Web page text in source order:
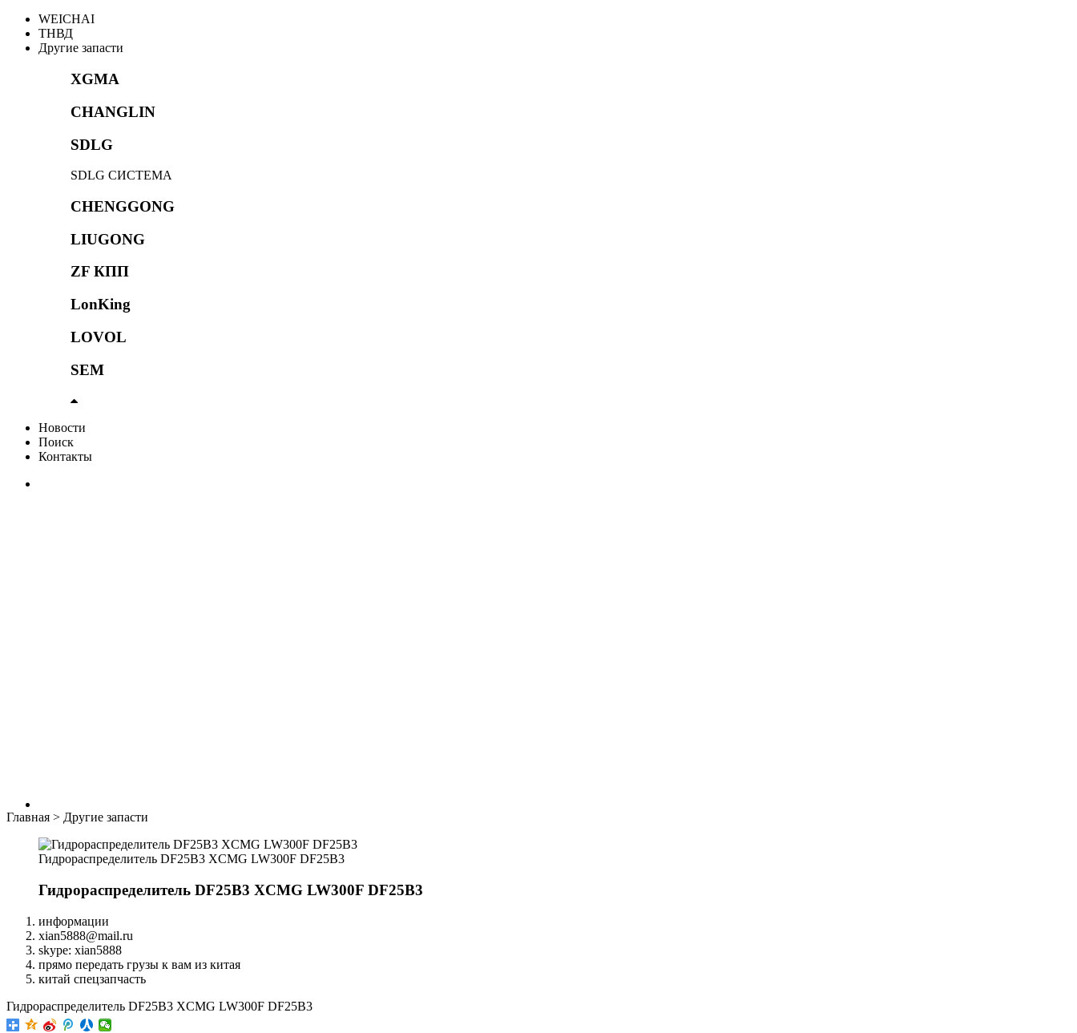
WEICHAI
ТНВД
Другие запасти
XGMA
CHANGLIN
SDLG
SDLG СИСТЕМА
CHENGGONG
LIUGONG
ZF КПП
LonKing
LOVOL
SEM
Новости
Поиск
Контакты
Главная > Другие запасти
Гидрораспределитель DF25B3 XCMG LW300F DF25B3
Гидрораспределитель DF25B3 XCMG LW300F DF25B3
информации
xian5888@mail.ru
skype: xian5888
прямо передать грузы к вам из китая
китай спецзапчасть
Гидрораспределитель DF25B3 XCMG LW300F DF25B3